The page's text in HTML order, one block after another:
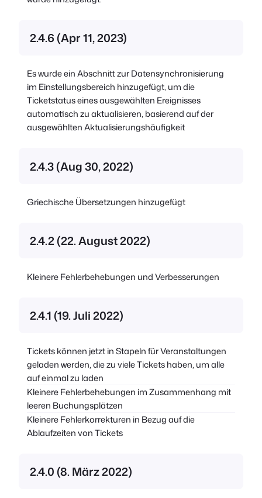
2.4.6 (Apr 11, 2023)
Es wurde ein Abschnitt zur Datensynchronisierung
im Einstellungsbereich hinzugefügt, um die
Ticketstatus eines ausgewählten Ereignisses
automatisch zu aktualisieren, basierend auf der
ausgewählten Aktualisierungshäufigkeit
2.4.3 (Aug 30, 2022)
Griechische Übersetzungen hinzugefügt
2.4.2 (22. August 2022)
Kleinere Fehlerbehebungen und Verbesserungen
2.4.1 (19. Juli 2022)
Tickets können jetzt in Stapeln für Veranstaltungen
geladen werden, die zu viele Tickets haben, um alle
auf einmal zu laden
Kleinere Fehlerbehebungen im Zusammenhang mit
leeren Buchungsplätzen
Kleinere Fehlerkorrekturen in Bezug auf die
Ablaufzeiten von Tickets
2.4.0 (8. März 2022)